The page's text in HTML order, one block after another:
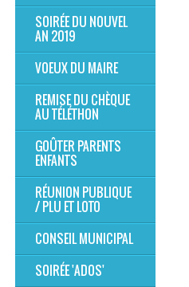
SOIRÉE DU NOUVEL
AN 2019
VOEUX DU MAIRE
REMISE DU CHÈQUE
AU TÉLÉTHON
GOÛTER PARENTS
ENFANTS
RÉUNION PUBLIQUE
/ PLU ET LOTO
CONSEIL MUNICIPAL
SOIRÉE 'ADOS'